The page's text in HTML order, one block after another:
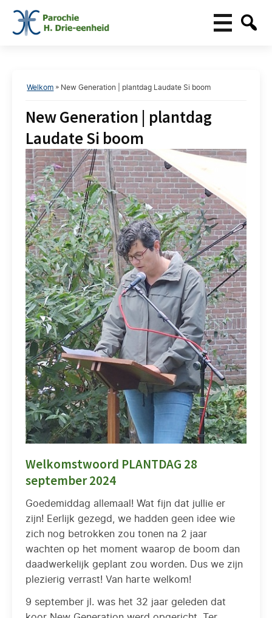
Welkom » New Generation | plantdag Laudate Si boom
New Generation | plantdag
Laudate Si boom
Welkomstwoord PLANTDAG 28
september 2024
Goedemiddag allemaal! Wat fijn dat jullie er
zijn! Eerlijk gezegd, we hadden geen idee wie
zich nog betrokken zou tonen na 2 jaar
wachten op het moment waarop de boom dan
daadwerkelijk geplant zou worden. Dus we zijn
plezierig verrast! Van harte welkom!
9 september jl. was het 32 jaar geleden dat